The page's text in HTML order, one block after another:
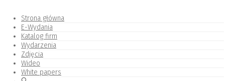
Strona główna
E-Wydania
Katalog firm
Wydarzenia
Zdjęcia
Wideo
White papers